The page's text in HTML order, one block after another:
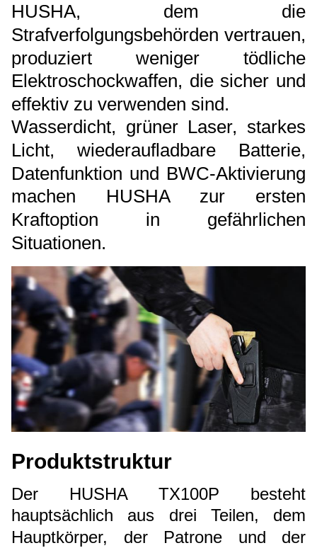
HUSHA, dem die
Strafverfolgungsbehörden vertrauen,
produziert weniger tödliche
Elektroschockwaffen, die sicher und
effektiv zu verwenden sind.
Wasserdicht, grüner Laser, starkes
Licht, wiederaufladbare Batterie,
Datenfunktion und BWC-Aktivierung
machen HUSHA zur ersten
Kraftoption in gefährlichen
Situationen.
Produktstruktur
Der HUSHA TX100P besteht
hauptsächlich aus drei Teilen, dem
Hauptkörper, der Patrone und der